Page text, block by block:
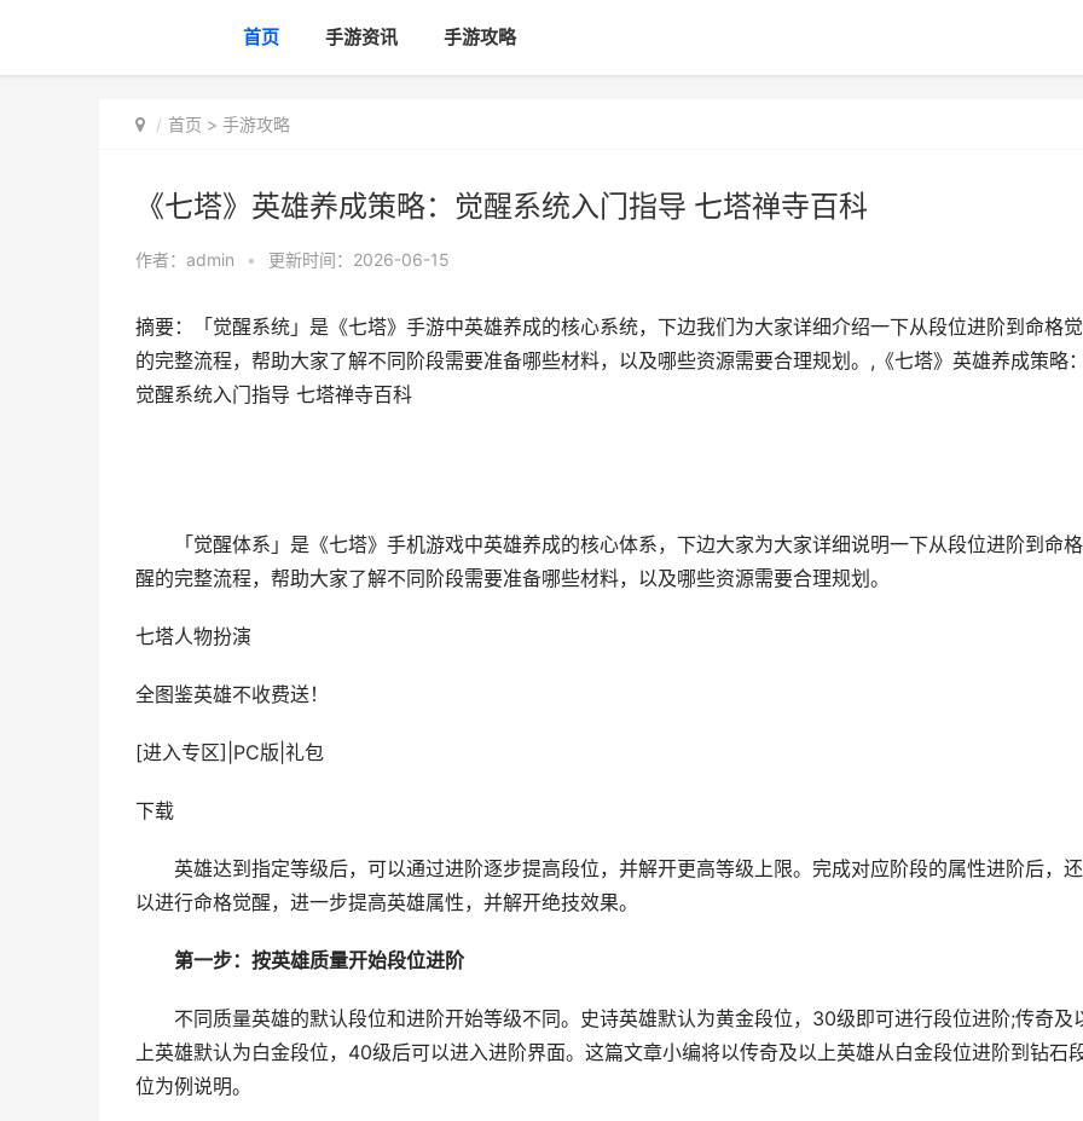
首页 手游资讯 手游攻略
首页 > 手游攻略
《七塔》英雄养成策略：觉醒系统入门指导 七塔禅寺百科
作者： admin • 更新时间：2026-06-15
摘要：「觉醒系统」是《七塔》手游中英雄养成的核心系统，下边我们为大家详细介绍一下从段位进阶到命格
的完整流程，帮助大家了解不同阶段需要准备哪些材料，以及哪些资源需要合理规划。,《七塔》英雄养成策略
觉醒系统入门指导 七塔禅寺百科
「觉醒体系」是《七塔》手机游戏中英雄养成的核心体系，下边大家为大家详细说明一下从段位进阶到命
醒的完整流程，帮助大家了解不同阶段需要准备哪些材料，以及哪些资源需要合理规划。
七塔人物扮演
全图鉴英雄不收费送！
[进入专区] PC版 礼包
下载
英雄达到指定等级后，可以通过进阶逐步提高段位，并解开更高等级上限。完成对应阶段的属性进阶后，
以进行命格觉醒，进一步提高英雄属性，并解开绝技效果。
第一步：按英雄质量开始段位进阶
不同质量英雄的默认段位和进阶开始等级不同。史诗英雄默认为黄金段位，30级即可进行段位进阶;传奇及
上英雄默认为白金段位，40级后可以进入进阶界面。这篇文章小编将以传奇及以上英雄从白金段位进阶到钻石
位为例说明。